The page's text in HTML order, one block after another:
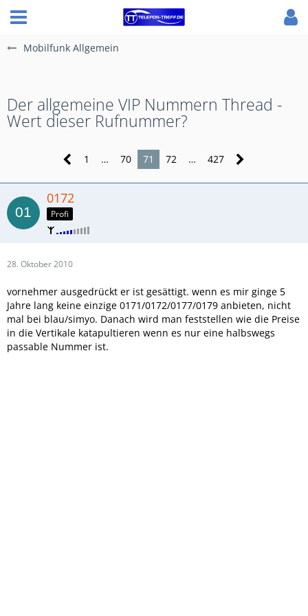
Mobilfunk Allgemein
Der allgemeine VIP Nummern Thread -
Wert dieser Rufnummer?
1 … 70 71 72 … 427
0172
Profi
28. Oktober 2010
vornehmer ausgedrückt er ist gesättigt. wenn es mir ginge 5
Jahre lang keine einzige 0171/0172/0177/0179 anbieten, nicht
mal bei blau/simyo. Danach wird man feststellen wie die Preise
in die Vertikale katapultieren wenn es nur eine halbswegs
passable Nummer ist.